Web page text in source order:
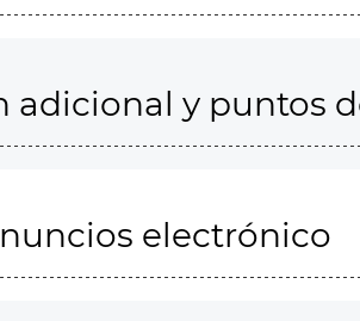
adicional y puntos
electrónico